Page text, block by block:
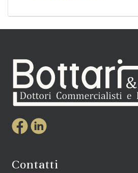
Contatti